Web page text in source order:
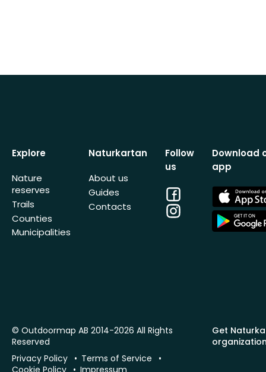
Explore
Nature
reserves
Trails
Counties
Municipalities
Naturkartan
About us
Guides
Contacts
Follow
us
Facebook
Instagram
Download
app
App
Store
App
Store
Get
© Outdoormap AB 2014-2026 All Rights
Reserved
Privacy Policy
Terms of Service
Cookie Policy
Impressum